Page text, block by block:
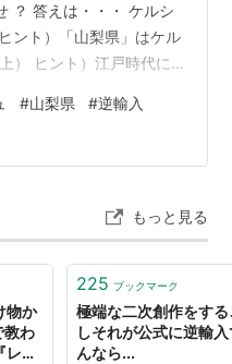
？ 答えは・・・ ケルシ
ント）「山梨県」はケル
） ヒント）江戸時代に
へ渡り、品種改良され
となった
ンキング参加中シンプ
#山梨県 #逆輸入
もっと見る
物か
教わ
レベ
225 ブックマーク
極端な二次創作をす
しそれが公式に逆輸
んなら...